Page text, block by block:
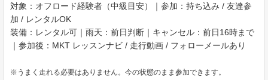
対象：オフロード経験者（中級目安）｜参加：持ち込み / 友達参
加 / レンタルOK
装備：レンタル可｜雨天：前日判断｜キャンセル：前日16時まで
｜参加後：MKT レッスンナビ / 走行動画 / フォローメールあり
※うまく走れる必要はありません。今の状態のまま参加できます。